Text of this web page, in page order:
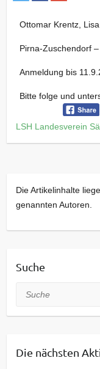
Ottomar Krentz,
Pirna-Zuschendorf
Anmeldung bis
Bitte folge und
LSH Landesverein
Die Artikelinhalte
genannten Autoren.
Suche
Suche
Die nächsten